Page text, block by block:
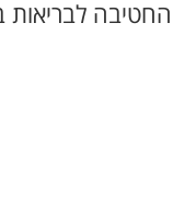
לבריאות